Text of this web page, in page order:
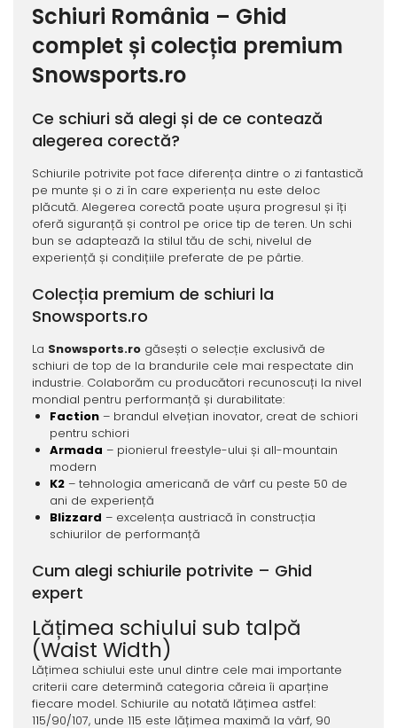
Schiuri România – Ghid
complet și colecția premium
Snowsports.ro
Ce schiuri să alegi și de ce contează
alegerea corectă?
Schiurile potrivite pot face diferența dintre o zi fantastică
pe munte și o zi în care experiența nu este deloc
plăcută. Alegerea corectă poate ușura progresul și îți
oferă siguranță și control pe orice tip de teren. Un schi
bun se adaptează la stilul tău de schi, nivelul de
experiență și condițiile preferate de pe pârtie.
Colecția premium de schiuri la
Snowsports.ro
La Snowsports.rogăsești o selecție exclusivă de
schiuri de top de la brandurile cele mai respectate din
industrie. Colaborăm cu producători recunoscuți la nivel
mondial pentru performanță și durabilitate:
Faction– brandul elvețian inovator, creat de schiori
pentru schiori
Armada – pionierul freestyle-ului și all-mountain
modern
K2– tehnologia americană de vârf cu peste 50 de
ani de experiență
Blizzard – excelența austriacă în construcția
schiurilor de performanță
Cum alegi schiurile potrivite – Ghid
expert
Lățimea schiului sub talpă
(Waist Width)
Lățimea schiului este unul dintre cele mai importante
criterii care determină categoria căreia îi aparține
fiecare model. Schiurile au notată lățimea astfel:
115/90/107, unde 115 este lățimea maximă la vârf, 90